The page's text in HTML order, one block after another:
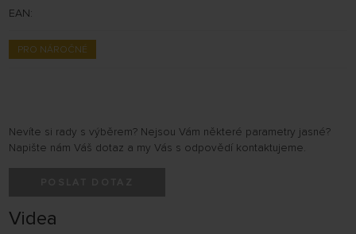
EAN:
PRO NÁROČNÉ
Nevíte si rady s výběrem? Nejsou Vám některé parametry jasné?
Napište nám Váš dotaz a my Vás s odpovědí kontaktujeme.
Videa